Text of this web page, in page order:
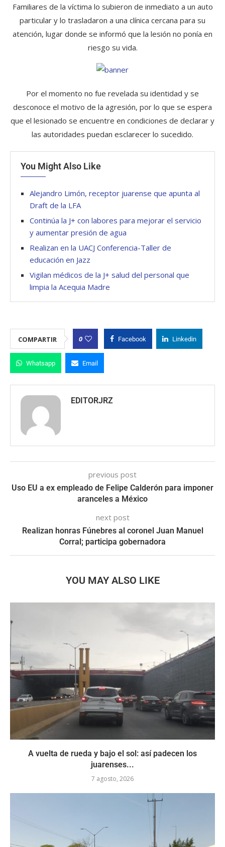
Familiares de la víctima lo subieron de inmediato a un auto
particular y lo trasladaron a una clínica cercana para su
atención, lugar donde se informó que la lesión no ponía en
riesgo su vida.
Por el momento no fue revelada su identidad y se
desconoce el motivo de la agresión, por lo que se espera
que el lesionado se encuentre en condiciones de declarar y
las autoridades puedan esclarecer lo sucedido.
You Might Also Like
Alejandro Limón, receptor juarense que apunta al
Draft de la LFA
Continúa la J+ con labores para mejorar el servicio
y aumentar presión de agua
Realizan en la UACJ Conferencia-Taller de
educación en Jazz
Vigilan médicos de la J+ salud del personal que
limpia la Acequia Madre
COMPARTIR 0 Facebook Linkedin
Whatsapp Email
EDITORJRZ
previous post
Uso EU a ex empleado de Felipe Calderón para imponer
aranceles a México
next post
Realizan honras Fúnebres al coronel Juan Manuel
Corral; participa gobernadora
YOU MAY ALSO LIKE
A vuelta de rueda y bajo el sol: así padecen los
juarenses...
7 agosto, 2026